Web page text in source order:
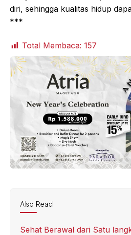
diri, sehingga kualitas hidup
***
Total Membaca: 157
Also Read
Sehat Berawal dari Satu